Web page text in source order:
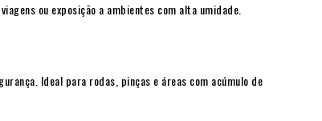
ou exposição a ambientes com alta umidade.
Ideal para rodas, pinças e áreas com acúmulo de